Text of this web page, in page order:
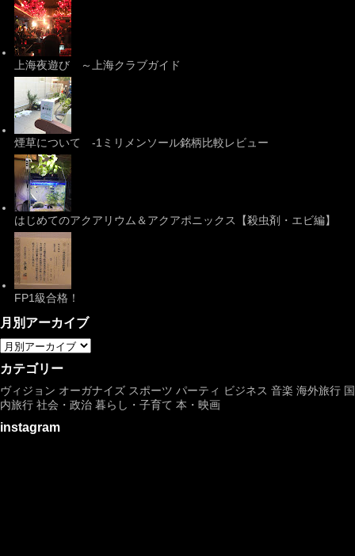
上海夜遊び ～上海クラブガイド
煙草について -1ミリメンソール銘柄比較レビュー
はじめてのアクアリウム＆アクアポニックス【殺虫剤・エビ編】
FP1級合格！
月別アーカイブ
カテゴリー
ヴィジョン オーガナイズ スポーツ パーティ ビジネス 音楽 海外旅行 国
内旅行 社会・政治 暮らし・子育て 本・映画
instagram